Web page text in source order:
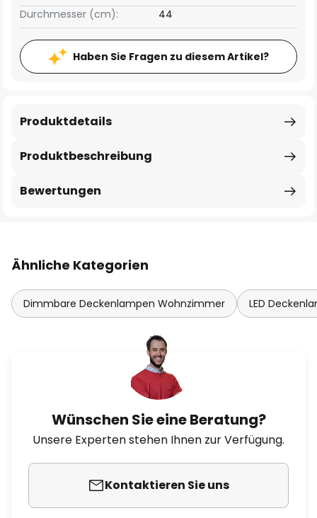
Durchmesser (cm):
44
Haben Sie Fragen zu diesem Artikel?
Produktbeschreibung
Produktdetails
Bewertungen
Ähnliche Kategorien
Dimmbare Deckenlampen Wohnzimmer LED
Wünschen Sie eine Beratung?
Unsere Experten stehen Ihnen zur Verfügung.
Kontaktieren Sie uns